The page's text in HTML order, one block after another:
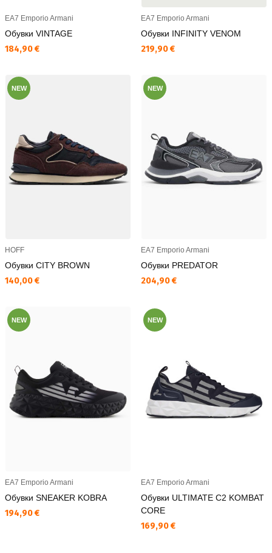
EA7 Emporio Armani
Обувки VINTAGE
Текуща цена:
184,90 €
EA7 Emporio Armani
Обувки INFINITY VENOM
Текуща цена:
219,90 €
NEW
HOFF
Обувки CITY BROWN
Текуща цена:
140,00 €
NEW
EA7 Emporio Armani
Обувки PREDATOR
Текуща цена:
204,90 €
NEW
EA7 Emporio Armani
Обувки SNEAKER KOBRA
Текуща цена:
194,90 €
NEW
EA7 Emporio Armani
Обувки ULTIMATE C2 KOMBAT
CORE
Текуща цена:
169,90 €